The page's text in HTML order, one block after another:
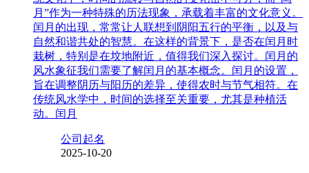
月”作为一种特殊的历法现象，承载着丰富的文化意义。
闰月的出现，常常让人联想到阴阳五行的平衡，以及与
自然和谐共处的智慧。在这样的背景下，是否在闰月时
栽树，特别是在坟地附近，值得我们深入探讨。闰月的
风水象征我们需要了解闰月的基本概念。闰月的设置，
旨在调整阴历与阳历的差异，使得农时与节气相符。在
传统风水学中，时间的选择至关重要，尤其是种植活
动。闰月
公司起名
2025-10-20